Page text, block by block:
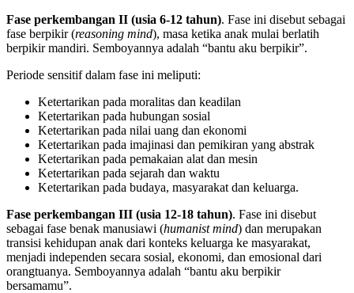
Fase perkembangan II (usia 6-12 tahun). Fase ini disebut sebagai
fase berpikir (reasoning mind), masa ketika anak mulai berlatih
berpikir mandiri. Semboyannya adalah “bantu aku berpikir”.
Periode sensitif dalam fase ini meliputi:
Ketertarikan pada moralitas dan keadilan
Ketertarikan pada hubungan sosial
Ketertarikan pada nilai uang dan ekonomi
Ketertarikan pada imajinasi dan pemikiran yang abstrak
Ketertarikan pada pemakaian alat dan mesin
Ketertarikan pada sejarah dan waktu
Ketertarikan pada budaya, masyarakat dan keluarga.
Fase perkembangan III (usia 12-18 tahun). Fase ini disebut
sebagai fase benak manusiawi (humanist mind) dan merupakan
transisi kehidupan anak dari konteks keluarga ke masyarakat,
menjadi independen secara sosial, ekonomi, dan emosional dari
orangtuanya. Semboyannya adalah “bantu aku berpikir
bersamamu”.